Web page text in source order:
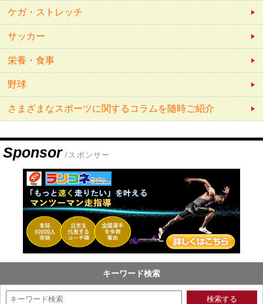
ケガ・ストレッチ
サッカー
栄養・食事
野球
さまざまなスポーツに関するコラムを随時ご紹介
Sponsor /スポンサー
キーワード検索